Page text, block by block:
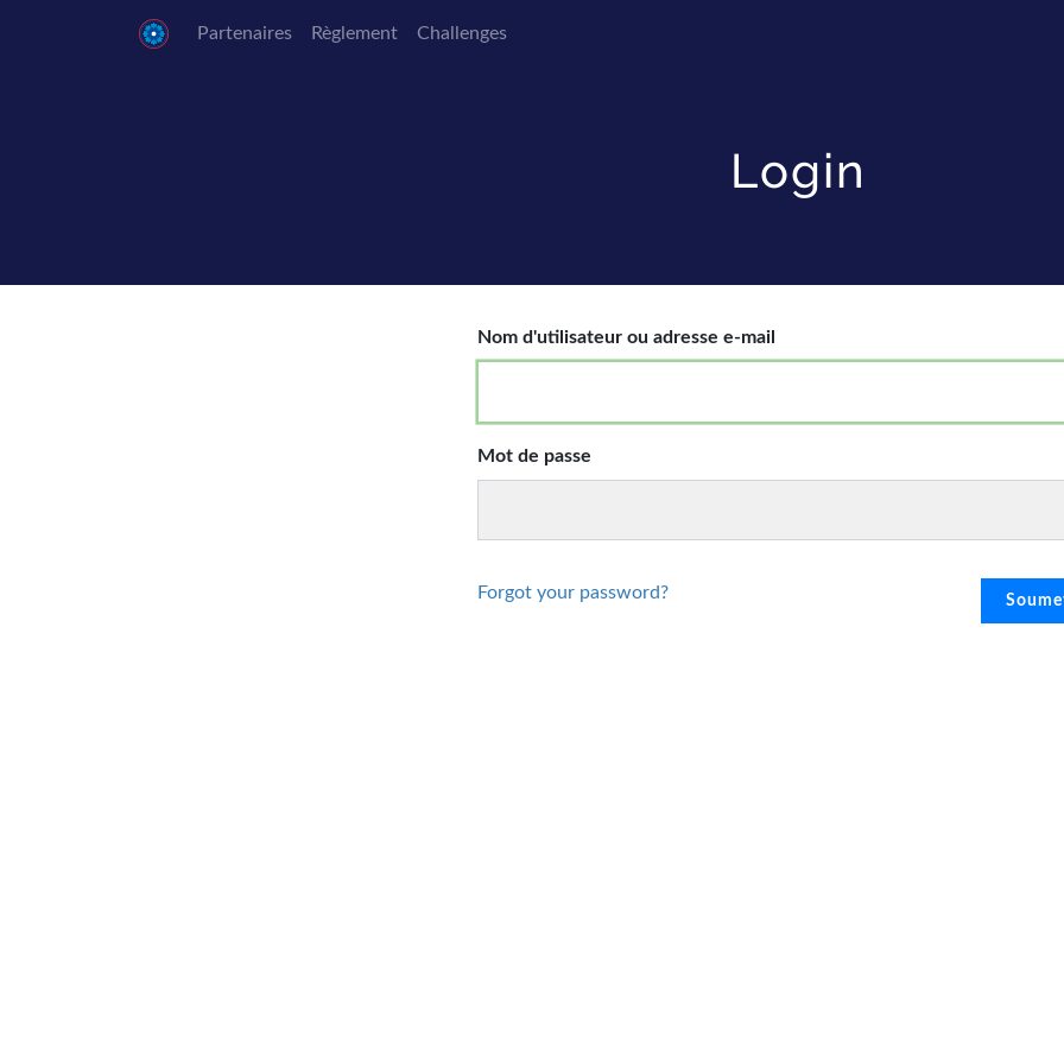
Partenaires Règlement Challenges
Login
Nom d'utilisateur ou adresse e-mail
Mot de passe
Forgot your password?